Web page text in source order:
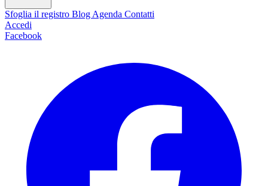
Sfoglia il registro Blog Agenda Contatti
Accedi
Facebook